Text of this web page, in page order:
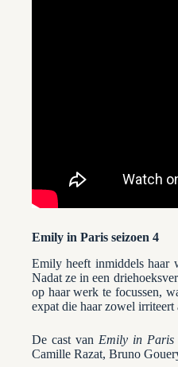
Emily in Paris seizoen 4
Emily heeft inmiddels haar
Nadat ze in een
op haar werk te focussen,
expat die haar zowel
De cast van Emily in Paris
Camille Razat, Bruno